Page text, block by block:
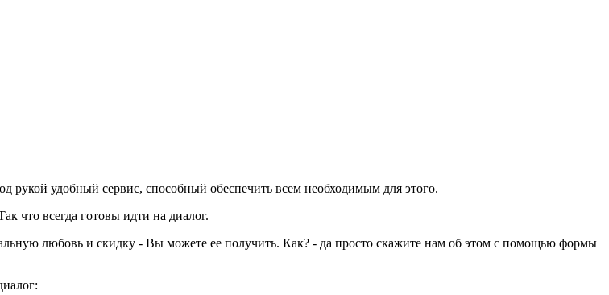
рукой удобный сервис, способный обеспечить всем необходимым для этого.
что всегда готовы идти на диалог.
любовь и скидку - Вы можете ее получить. Как? - да просто скажите нам об этом с помощью формы